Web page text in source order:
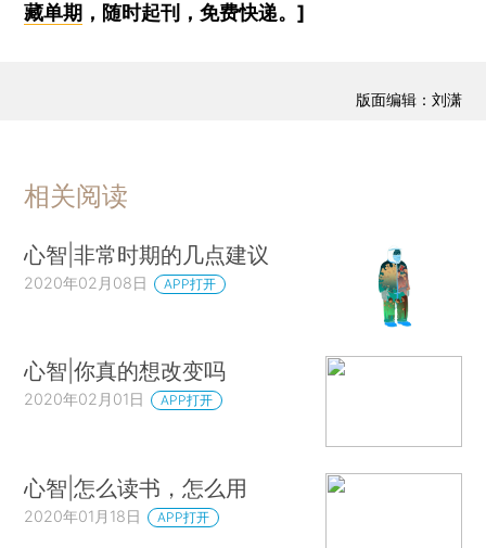
藏单期 ，随时起刊，免费快递。]
版面编辑：刘潇
相关阅读
心智|非常时期的几点建议
2020年02月08日 APP打开
心智|你真的想改变吗
2020年02月01日 APP打开
心智|怎么读书，怎么用
2020年01月18日 APP打开